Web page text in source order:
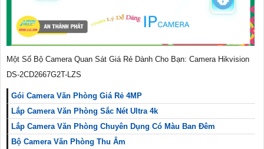
Một Số Bộ Camera Quan Sát Giá Rẻ Dành Cho Bạn: Camera Hikvision
DS-2CD2667G2T-LZS
Gói Camera Văn Phòng Giá Rẻ 4MP
Lắp Camera Văn Phòng Sắc Nét Ultra 4k
Lắp Camera Văn Phòng Chuyên Dụng Có Màu Ban Đêm
Bộ Camera Văn Phòng Thu Âm